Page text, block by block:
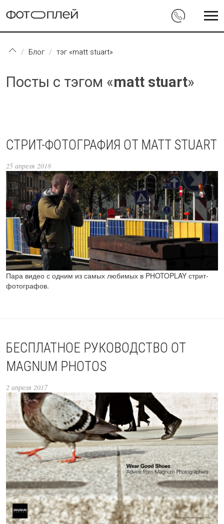
Блог тэг «matt stuart»
Посты с тэгом «matt stuart»
СТРИТ-ФОТОГРАФИЯ ОТ MATT STUART
25 апреля 2018
Пара видео с одним из самых любимых в PHOTOPLAY стрит-
фотографов.
БЕСПЛАТНОЕ РУКОВОДСТВО ОТ
MAGNUM PHOTOS
2 апреля 2017